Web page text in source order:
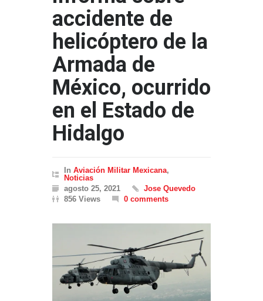
accidente de
helicóptero de la
Armada de
México, ocurrido
en el Estado de
Hidalgo
In Aviación Militar Mexicana,
Noticias
agosto 25, 2021
Jose Quevedo
856 Views
0 comments